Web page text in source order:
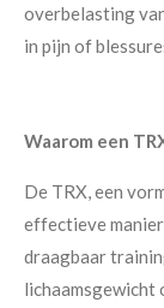
overbelasting
in pijn of
Waarom een
De TRX, een
effectieve
draagbaar
lichaamsgewicht